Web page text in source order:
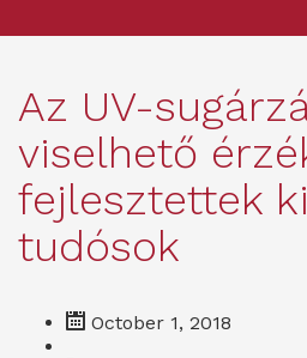
Az UV-
viselhető
fejlesztettek
tudósok
October 1, 2018